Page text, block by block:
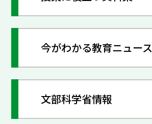
今がわかる教育ニュース
文部科学省情報